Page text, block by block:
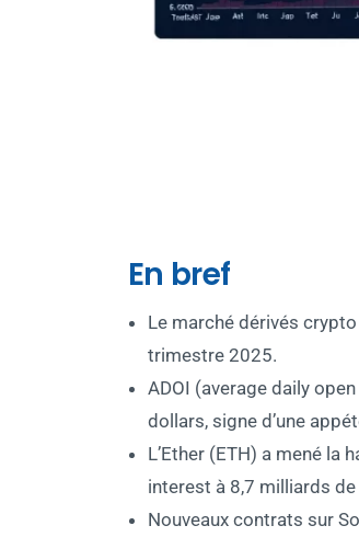
En bref
Le marché dérivés
trimestre 2025.
ADOI (average daily
dollars, signe d’une
L’Ether (ETH) a mené la
interest à 8,7 milliards
Nouveaux contrats sur